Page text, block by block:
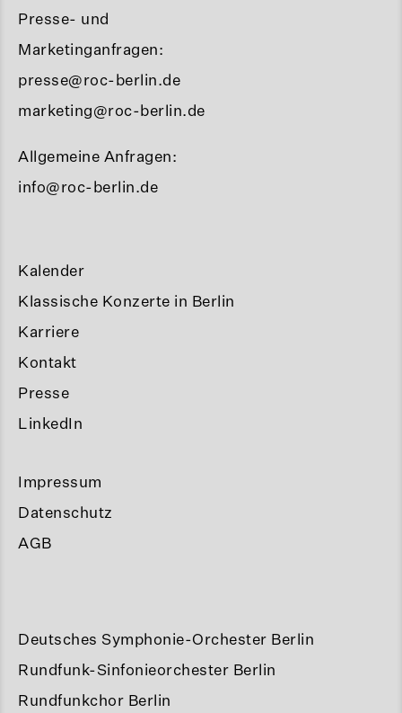
Presse- und
Marketinganfragen:
presse@roc-berlin.de
marketing@roc-berlin.de
Allgemeine Anfragen:
info@roc-berlin.de
Kalender
Klassische Konzerte in Berlin
Karriere
Kontakt
Presse
LinkedIn
Impressum
Datenschutz
AGB
Deutsches Symphonie-Orchester Berlin
Rundfunk-Sinfonieorchester Berlin
Rundfunkchor Berlin